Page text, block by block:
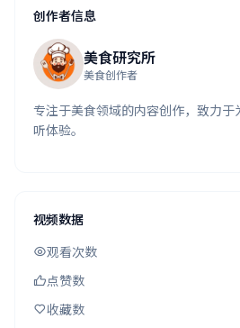
创作者信息
美食研究所
美食创作者
专注于美食领域的内容创作，致力
听体验。
视频数据
观看次数
点赞数
收藏数